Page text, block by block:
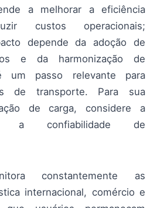
a melhorar a eficiência
custos operacionais;
depende da adoção de
e da harmonização de
um passo relevante para
de transporte. Para sua
de carga, considere a
a confiabilidade de
constantemente as
internacional, comércio e